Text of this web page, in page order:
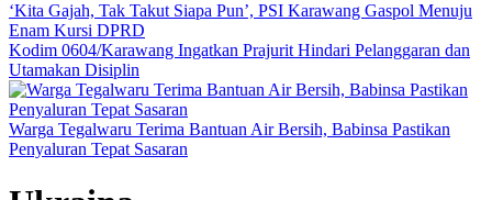
‘Kita Gajah, Tak Takut Siapa Pun’, PSI Karawang Gaspol Menuju
Enam Kursi DPRD
Kodim 0604/Karawang Ingatkan Prajurit Hindari Pelanggaran dan
Utamakan Disiplin
Warga Tegalwaru Terima Bantuan Air Bersih, Babinsa Pastikan
Penyaluran Tepat Sasaran